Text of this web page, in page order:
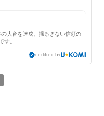
大台を達成。揺るぎない信頼の
す。
certified by